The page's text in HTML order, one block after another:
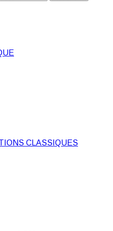
CLASSIQUES